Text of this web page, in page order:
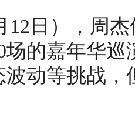
12日），周
场的嘉年华
动等挑战